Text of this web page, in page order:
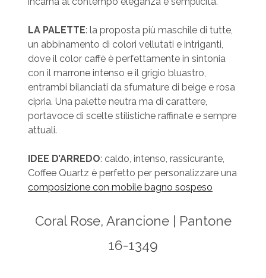
LA PALETTE: la proposta più maschile di tutte,
un abbinamento di colori vellutati e intriganti,
dove il color caffè è perfettamente in sintonia
con il marrone intenso e il grigio bluastro,
entrambi bilanciati da sfumature di beige e rosa
cipria. Una palette neutra ma di carattere,
portavoce di scelte stilistiche raffinate e sempre
attuali.
IDEE D’ARREDO: caldo, intenso, rassicurante,
Coffee Quartz è perfetto per personalizzare una
composizione con mobile bagno sospeso
Coral Rose, Arancione | Pantone
16-1349